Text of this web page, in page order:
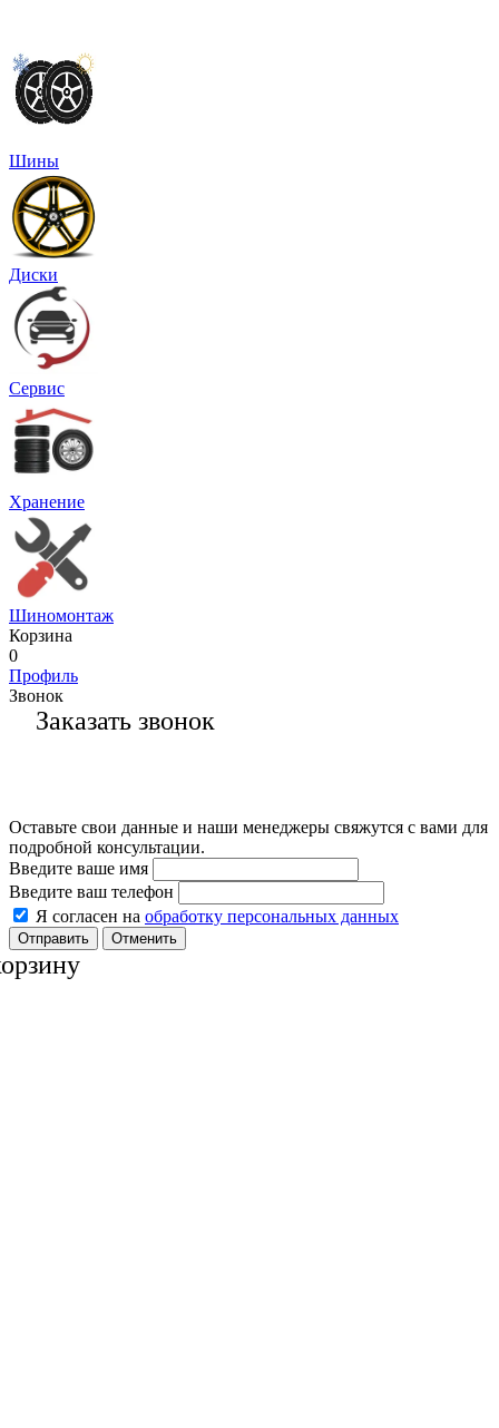
Шины
Диски
Сервис
Хранение
Шиномонтаж
Корзина
0
Профиль
Звонок
Заказать звонок
Оставьте свои данные и наши менеджеры свяжутся с вами для
подробной консультации.
Введите ваше имя
Введите ваш телефон
Я согласен на обработку персональных данных
Отменить